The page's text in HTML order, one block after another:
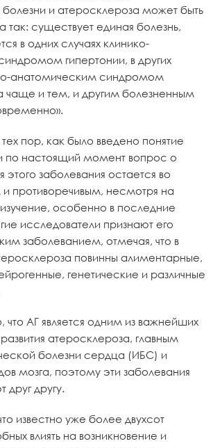
болезни и атеросклероза может быть
существует единая болезнь,
в одних случаях клинико-
гипертонии, в других
анатомическим синдромом
чаще и тем, и другим болезненным
пор, как было введено понятие
по настоящий момент вопрос о
этого заболевания остается во
противоречивым, несмотря на
особенно в последние
исследователи признают его
заболеванием, отмечая, что в
повинны алиментарные,
генетические и различные
что AГ является одним из важнейших
атеросклероза, главным
болезни сердца (ИБС) и
мозга, поэтому эти заболевания
друг другу.
известно уже более двухсот
влиять на возникновение и